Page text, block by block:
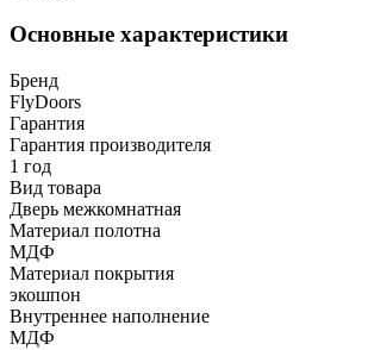
Основные характеристики
Бренд
FlyDoors
Гарантия
Гарантия производителя
1 год
Вид товара
Дверь межкомнатная
Материал полотна
МДФ
Материал покрытия
экошпон
Внутреннее наполнение
МДФ